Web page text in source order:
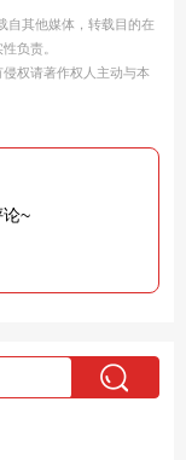
自其他媒体，转载目的在
负责。
权请著作权人主动与本
论~